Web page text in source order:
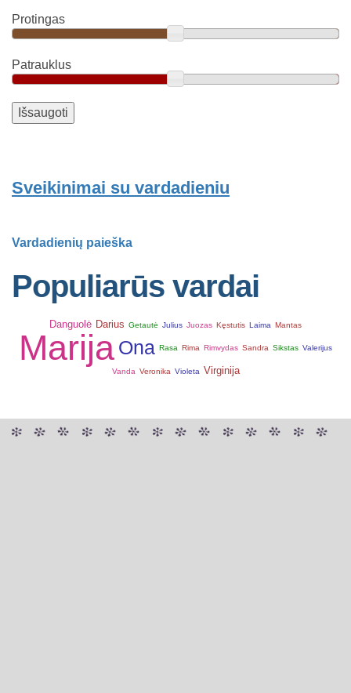
Protingas
Patrauklus
Sveikinimai su vardadieniu
Vardadienių paieška
Populiarūs vardai
Danguolė Darius Getautė Julius Juozas Kęstutis Laima Mantas
Marija Ona Rasa Rima Rimvydas Sandra Sikstas Valerijus
Vanda Veronika Violeta Virginija